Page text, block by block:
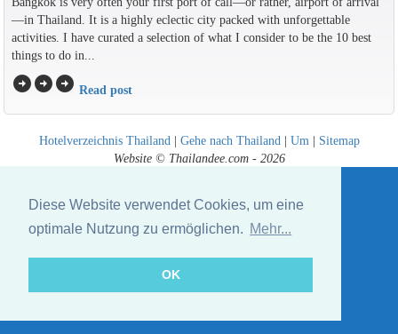
Diese Website verwendet Cookies, um eine
optimale Nutzung zu ermöglichen. Mehr...
OK
—in Thailand. It is a highly eclectic city packed with unforgettable
activities. I have curated a selection of what I consider to be the 10 best
things to do in...
arrow_circle_rightarrow_circle_rightarrow_circle_right Read post
Hotelverzeichnis Thailand | Gehe nach Thailand | Um | Sitemap
Website © Thailandee.com - 2026